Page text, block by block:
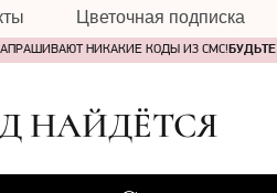
Цветочная подписка
НИКАКИЕ КОДЫ ИЗ СМС!
НАЙДЁТСЯ